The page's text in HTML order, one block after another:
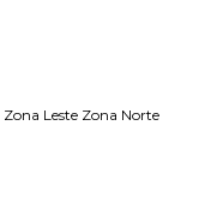
Zona Leste Zona Norte